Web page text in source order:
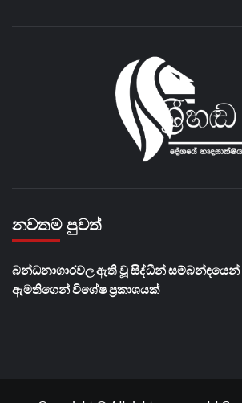
නවතම පුවත්
බන්ධනාගාරවල ඇති වූ සිද්ධීන්
ඇමතිගෙන් විශේෂ ප්‍රකාශයක්